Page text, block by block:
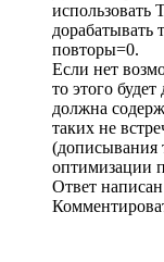
использовать
дорабатывать
повторы=0.
Если нет
то этого
должна
таких не
(дописывания
оптимизации
Ответ написан